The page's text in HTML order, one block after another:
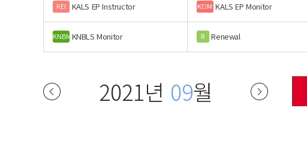
KEI KALS EP Instructor KEIM KALS EP Monitor
KNBM KNBLS Monitor R Renewal
2021년 09월